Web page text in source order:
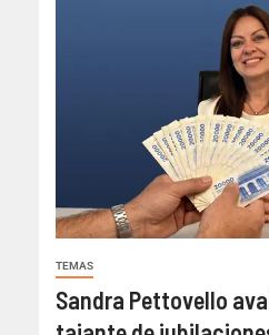
TEMAS
Sandra Pettovello